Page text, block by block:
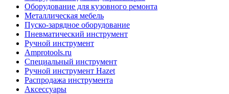
Оборудование для кузовного ремонта
Металлическая мебель
Пуско-зарядное оборудование
Пневматический инструмент
Ручной инструмент
Amprotools.ru
Специальный инструмент
Ручной инструмент Hazet
Распродажа инструмента
Аксессуары